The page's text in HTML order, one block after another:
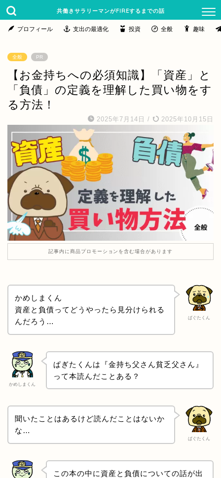
共働きサラリーマンがFIREするまでの話
プロフィール 支出の最適化 投資 全般 趣味
全般 PR
【お金持ちへの必須知識】「資産」と
「負債」の定義を理解した買い物をす
る方法！
2025年7月14日 / 2025年10月15日
記事内に商品プロモーションを含む場合があります
ぱぐたくん
かめしまくん
資産と負債ってどうやったら見分けられる
んだろう…
かめしまくん
ぱぎたくんは『金持ち父さん貧乏父さん』
って本読んだことある？
ぱぐたくん
聞いたことはあるけど読んだことはないか
な…
この本の中に資産と負債についての話が出